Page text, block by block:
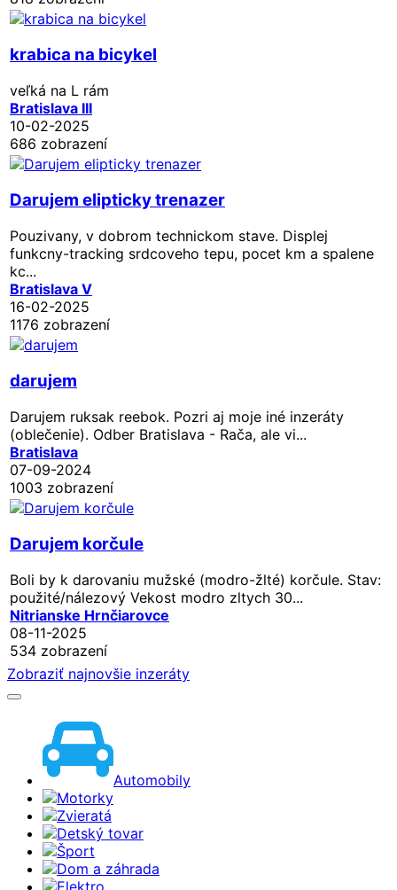
krabica na bicykel
veľká na L rám
Bratislava III
10-02-2025
686 zobrazení
Darujem elipticky trenazer
Pouzivany, v dobrom technickom stave. Displej
funkcny-tracking srdcoveho tepu, pocet km a spalene
kc...
Bratislava V
16-02-2025
1176 zobrazení
darujem
Darujem ruksak reebok. Pozri aj moje iné inzeráty
(oblečenie). Odber Bratislava - Rača, ale vi...
Bratislava
07-09-2024
1003 zobrazení
Darujem korčule
Boli by k darovaniu mužské (modro-žlté) korčule. Stav:
použité/nálezový Vekost modro zltych 30...
Nitrianske Hrnčiarovce
08-11-2025
534 zobrazení
Zobraziť najnovšie inzeráty
Automobily
Motorky
Zvieratá
Detský tovar
Šport
Dom a záhrada